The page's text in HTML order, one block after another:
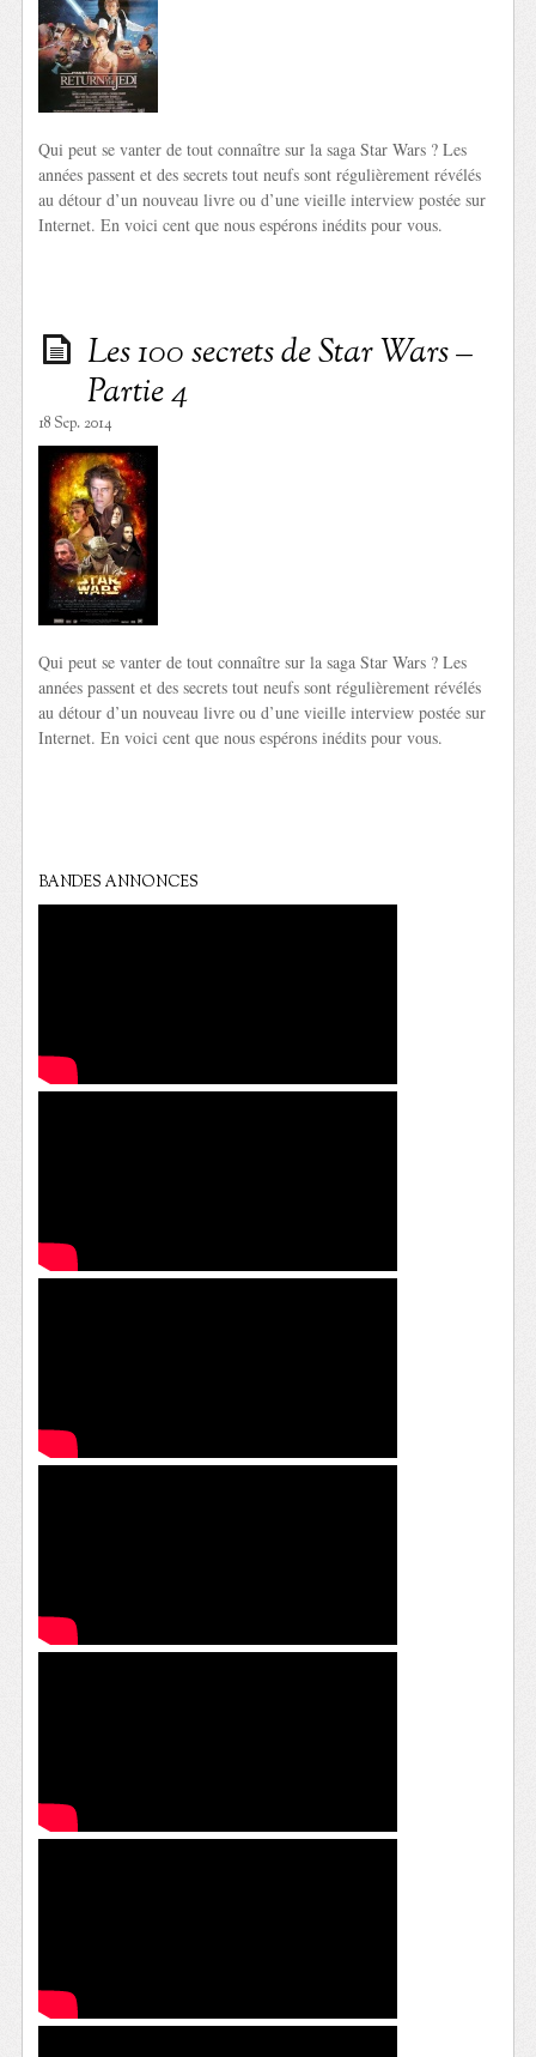
Qui peut se vanter de tout connaître sur la saga Star Wars ? Les
années passent et des secrets tout neufs sont régulièrement révélés
au détour d’un nouveau livre ou d’une vieille interview postée sur
Internet. En voici cent que nous espérons inédits pour vous.
Les 100 secrets de Star Wars –
Partie 4
18 Sep. 2014
Qui peut se vanter de tout connaître sur la saga Star Wars ? Les
années passent et des secrets tout neufs sont régulièrement révélés
au détour d’un nouveau livre ou d’une vieille interview postée sur
Internet. En voici cent que nous espérons inédits pour vous.
BANDES ANNONCES